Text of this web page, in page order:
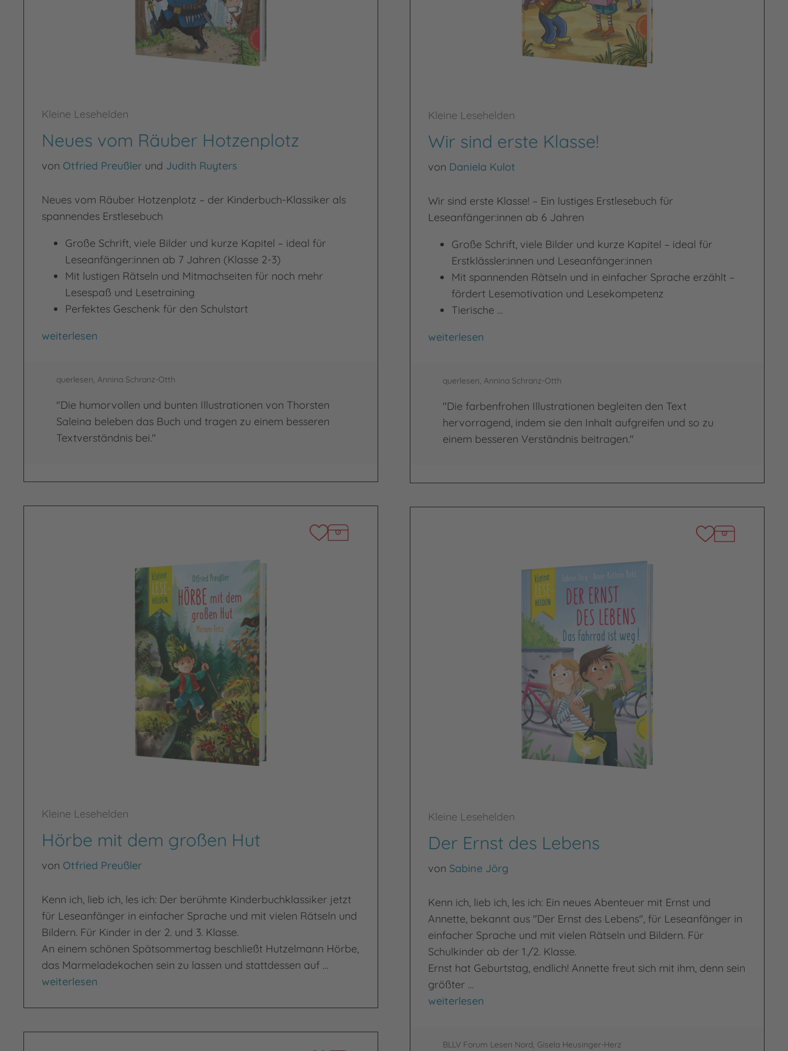
Kleine Lesehelden
Neues vom Räuber Hotzenplotz
von Otfried Preußler und Judith Ruyters
Neues vom Räuber Hotzenplotz – der Kinderbuch-Klassiker als
spannendes Erstlesebuch
Große Schrift, viele Bilder und kurze Kapitel – ideal für
Leseanfänger:innen ab 7 Jahren (Klasse 2-3)
Mit lustigen Rätseln und Mitmachseiten für noch mehr
Lesespaß und Lesetraining
Perfektes Geschenk für den Schulstart
Neues vom Räuber Hotzenplotz
weiterlesen
querlesen, Annina Schranz-Otth
"Die humorvollen und bunten Illustrationen von Thorsten
Saleina beleben das Buch und tragen zu einem besseren
Textverständnis bei."
Kleine Lesehelden
Wir sind erste Klasse!
von Daniela Kulot
Wir sind erste Klasse! – Ein lustiges Erstlesebuch für
Leseanfänger:innen ab 6 Jahren
Große Schrift, viele Bilder und kurze Kapitel – ideal für
Erstklässler:innen und Leseanfänger:innen
Mit spannenden Rätseln und in einfacher Sprache erzählt –
fördert Lesemotivation und Lesekompetenz
Tierische …
Wir sind erste Klasse!
weiterlesen
querlesen, Annina Schranz-Otth
"Die farbenfrohen Illustrationen begleiten den Text
hervorragend, indem sie den Inhalt aufgreifen und so zu
einem besseren Verständnis beitragen."
Kleine Lesehelden
Hörbe mit dem großen Hut
von Otfried Preußler
Kenn ich, lieb ich, les ich: Der berühmte Kinderbuchklassiker jetzt
für Leseanfänger in einfacher Sprache und mit vielen Rätseln und
Bildern. Für Kinder in der 2. und 3. Klasse.
An einem schönen Spätsommertag beschließt Hutzelmann Hörbe,
das Marmeladekochen sein zu lassen und stattdessen auf …
Hörbe mit dem großen Hut
weiterlesen
Kleine Lesehelden
Der Ernst des Lebens
von Sabine Jörg
Kenn ich, lieb ich, les ich: Ein neues Abenteuer mit Ernst und
Annette, bekannt aus "Der Ernst des Lebens", für Leseanfänger in
einfacher Sprache und mit vielen Rätseln und Bildern. Für
Schulkinder ab der 1./2. Klasse.
Ernst hat Geburtstag, endlich! Annette freut sich mit ihm, denn sein
größter …
Der Ernst des Lebens
weiterlesen
BLLV Forum Lesen Nord, Gisela Heusinger-Herz